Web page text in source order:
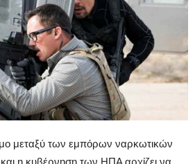
μεταξύ των εμπόρων ναρκωτικών
η κυβέρνηση των ΗΠΑ αρχίζει να